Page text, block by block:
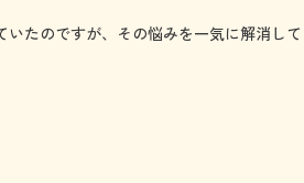
たのですが、その悩みを一気に解消し